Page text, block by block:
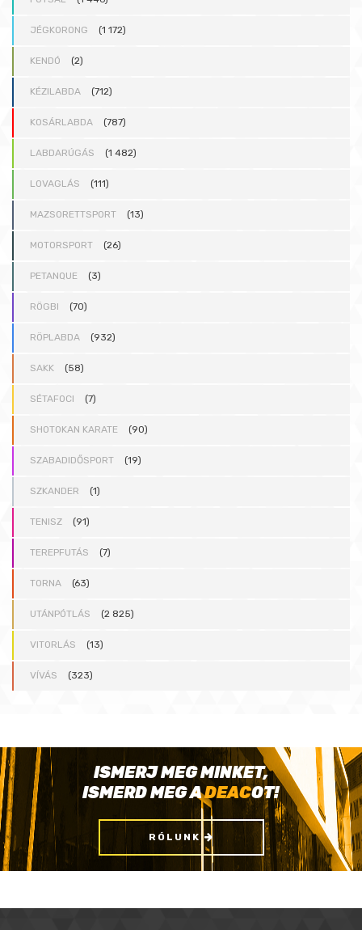
JÉGKORONG (1 172)
KENDÓ (2)
KÉZILABDA (712)
KOSÁRLABDA (787)
LABDARÚGÁS (1 482)
LOVAGLÁS (111)
MAZSORETTSPORT (13)
MOTORSPORT (26)
PETANQUE (3)
RÖGBI (70)
RÖPLABDA (932)
SAKK (58)
SÉTAFOCI (7)
SHOTOKAN KARATE (90)
SZABADIDŐSPORT (19)
SZKANDER (1)
TENISZ (91)
TEREPFUTÁS (7)
TORNA (63)
UTÁNPÓTLÁS (2 825)
VITORLÁS (13)
VÍVÁS (323)
ISMERJ MEG MINKET,
ISMERD MEG ADEACOT!
RÓLUNK